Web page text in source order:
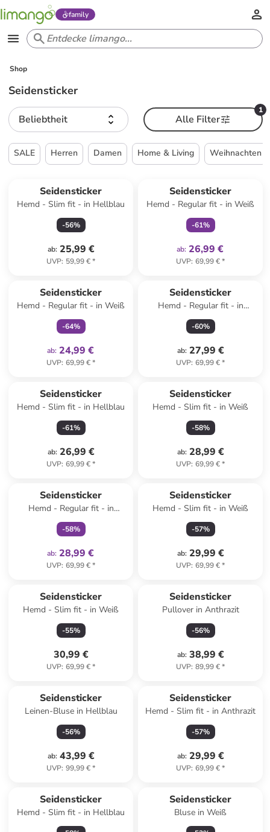
family
Shop
Seidensticker
Beliebtheit
1
Alle Filter
SALE Herren Damen Home & Living Weihnachten
Seidensticker
Hemd - Slim fit - in Hellblau
-56%
ab: 25,99 €
UVP: 59,99 €*
Seidensticker
Hemd - Regular fit - in Weiß
-61%
ab: 26,99 €
UVP: 69,99 €*
Seidensticker
Hemd - Regular fit - in Weiß
-64%
ab: 24,99 €
UVP: 69,99 €*
Seidensticker
Hemd - Regular fit - in
Hellblau
-60%
ab: 27,99 €
UVP: 69,99 €*
Seidensticker
Hemd - Slim fit - in Hellblau
-61%
ab: 26,99 €
UVP: 69,99 €*
Seidensticker
Hemd - Slim fit - in Weiß
-58%
ab: 28,99 €
UVP: 69,99 €*
Seidensticker
Hemd - Regular fit - in
Hellblau
-58%
ab: 28,99 €
UVP: 69,99 €*
Seidensticker
Hemd - Slim fit - in Weiß
-57%
ab: 29,99 €
UVP: 69,99 €*
Seidensticker
Hemd - Slim fit - in Weiß
-55%
30,99 €
UVP: 69,99 €*
Seidensticker
Pullover in Anthrazit
-56%
ab: 38,99 €
UVP: 89,99 €*
Seidensticker
Leinen-Bluse in Hellblau
-56%
ab: 43,99 €
UVP: 99,99 €*
Seidensticker
Hemd - Slim fit - in Anthrazit
-57%
ab: 29,99 €
UVP: 69,99 €*
Seidensticker
Hemd - Slim fit - in Hellblau
Seidensticker
Bluse in Weiß